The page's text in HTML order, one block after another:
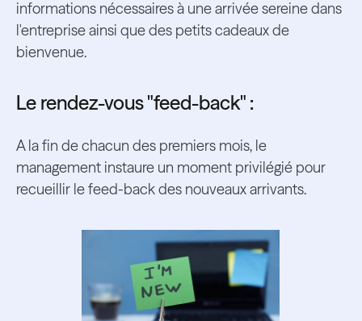
informations nécessaires à une arrivée sereine dans
l'entreprise ainsi que des petits cadeaux de
bienvenue.
Le rendez-vous "feed-back" :
A la fin de chacun des premiers mois, le
management instaure un moment privilégié pour
recueillir le feed-back des nouveaux arrivants.